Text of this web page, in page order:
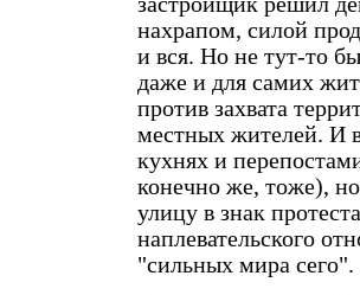
нахрапом, силой
и вся. Но не тут-то
даже и для самих
против захвата
местных жителей. И
кухнях и
конечно же, тоже),
улицу в знак
наплевательского
"сильных мира сего".